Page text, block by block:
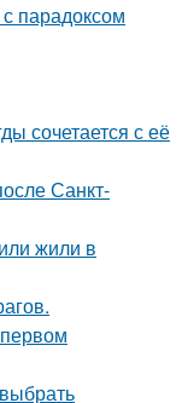
парадоксом
сочетается с её
Санкт-
жили в